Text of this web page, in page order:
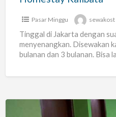
Pasar Minggu sewakost
Tinggal di Jakarta dengan
menyenangkan. Disewakan
bulanan dan 3 bulanan. Bisa